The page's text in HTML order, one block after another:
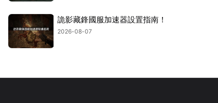
詭影藏鋒國服加速器設置指南！
2026-08-07